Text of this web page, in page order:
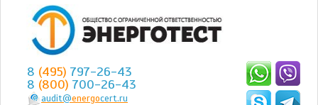
8 (495) 797-26-43
8 (800) 700-26-43
audit@energocert.ru